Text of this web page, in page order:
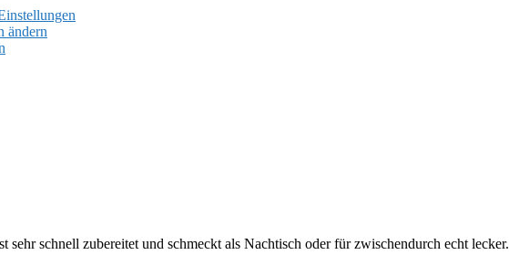
ändern
sehr schnell zubereitet und schmeckt als Nachtisch oder für zwischendurch echt lecker.